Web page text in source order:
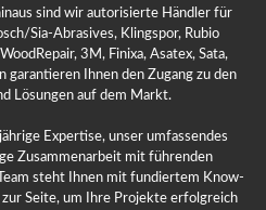
sind wir autorisierte Händler für
Sia-Abrasives, Klingspor, Rubio
3M, Finixa, Asatex, Sata,
garantieren Ihnen den Zugang zu den
Lösungen auf dem Markt.
Expertise, unser umfassendes
Zusammenarbeit mit führenden
steht Ihnen mit fundiertem Know-
Seite, um Ihre Projekte erfolgreich